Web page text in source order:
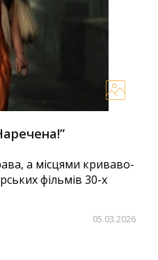
а місцями криваво-
фільмів 30-х
05.03.2026